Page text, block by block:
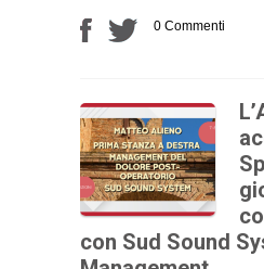
0 Commenti
con Sud Sound